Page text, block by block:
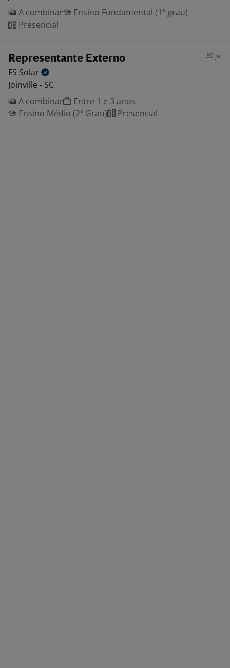
A combinar
Ensino Fundamental (1º grau)
Presencial
Representante Externo 30 jul
FS Solar
Joinville - SC
A combinar
Entre 1 e 3 anos
Ensino Médio (2º Grau)
Presencial